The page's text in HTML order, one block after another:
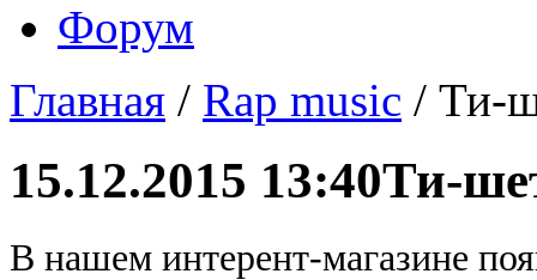
Форум
Главная / Rap music / Ти-
15.12.2015 13:40Ти-
В нашем интерент-магазине